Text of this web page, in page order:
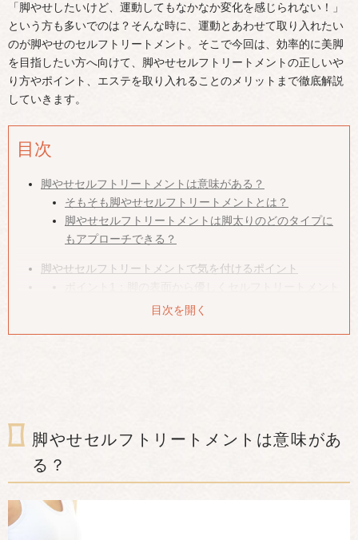
「脚やせしたいけど、運動してもなかなか変化を感じられない！」
という方も多いでのは？そんな時に、運動とあわせて取り入れたい
のが脚やせのセルフトリートメント。そこで今回は、効率的に美脚
を目指したい方へ向けて、脚やせセルフトリートメントの正しいや
り方やポイント、エステを取り入れることのメリットまで徹底解説
していきます。
目次
脚やせセルフトリートメントは意味がある？
そもそも脚やせセルフトリートメントとは？
脚やせセルフトリートメントは脚太りのどのタイプに
もアプローチできる？
脚やせセルフトリートメントで気を付けるポイント
【足裏編】
簡単にできる脚やせセルフトリートメント：リンパ節周り
編
目次を開く
脚やせセルフトリートメントは意味があ
る？